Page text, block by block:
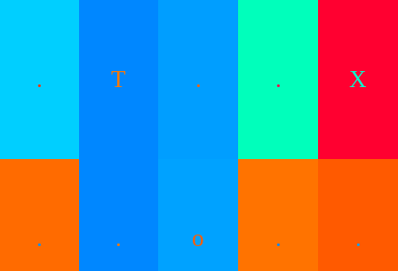
. T . . X
. . o . .